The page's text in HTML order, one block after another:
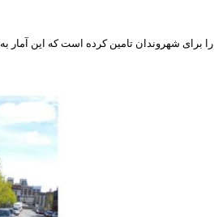
تامین کرده است که این آمار به 400 ایستگاه و 5000 دوچرخه در تابستان 2011 میرسد .